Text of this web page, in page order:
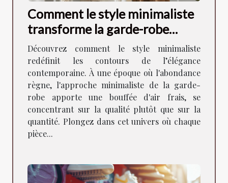
Comment le style minimaliste
transforme la garde-robe
moderne
Découvrez comment le style minimaliste
redéfinit les contours de l’élégance
contemporaine. À une époque où l'abondance
règne, l'approche minimaliste de la garde-
robe apporte une bouffée d'air frais, se
concentrant sur la qualité plutôt que sur la
quantité. Plongez dans cet univers où chaque
pièce...